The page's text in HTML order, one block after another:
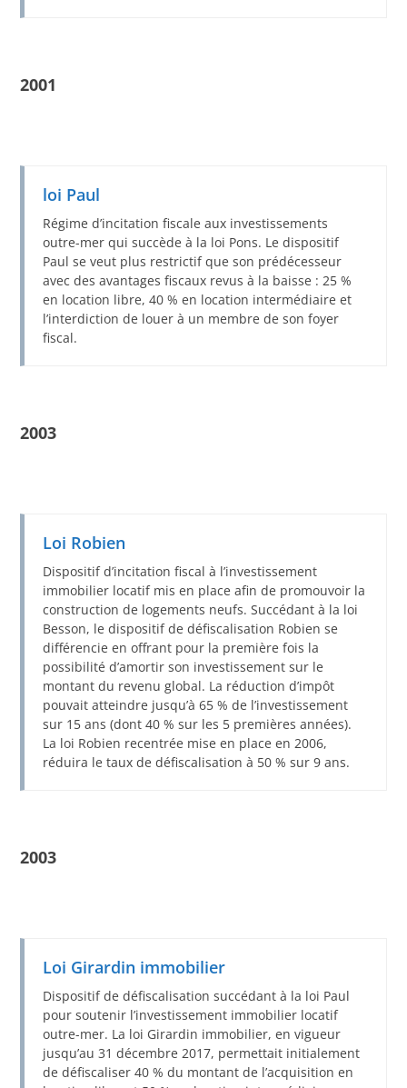
2001
loi Paul
Régime d’incitation fiscale aux investissements
outre-mer qui succède à la loi Pons. Le dispositif
Paul se veut plus restrictif que son prédécesseur
avec des avantages fiscaux revus à la baisse : 25 %
en location libre, 40 % en location intermédiaire et
l’interdiction de louer à un membre de son foyer
fiscal.
2003
Loi Robien
Dispositif d’incitation fiscal à l’investissement
immobilier locatif mis en place afin de promouvoir la
construction de logements neufs. Succédant à la loi
Besson, le dispositif de défiscalisation Robien se
différencie en offrant pour la première fois la
possibilité d’amortir son investissement sur le
montant du revenu global. La réduction d’impôt
pouvait atteindre jusqu’à 65 % de l’investissement
sur 15 ans (dont 40 % sur les 5 premières années).
La loi Robien recentrée mise en place en 2006,
réduira le taux de défiscalisation à 50 % sur 9 ans.
2003
Loi Girardin immobilier
Dispositif de défiscalisation succédant à la loi Paul
pour soutenir l’investissement immobilier locatif
outre-mer. La loi Girardin immobilier, en vigueur
jusqu’au 31 décembre 2017, permettait initialement
de défiscaliser 40 % du montant de l’acquisition en